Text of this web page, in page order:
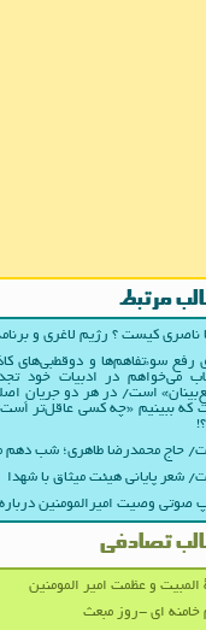
مرتبط
ناصری کیست ؟ رژیم لاغری و
رفع سوءتفاهم‌ها و دوقطبی‌های
می‌خواهم در ادبیات‌ خود
است/ در هر دو جریانِ
که ببینیم «چه کسی عاقل‌تر
حاج محمدرضا طاهری؛ شب دهم
شعر پایانی هیئت میثاق با شهدا
صوتی وصیت امیرالمومنین درباره
تصادفی
المبیت و عظمت امیر المومنین
خامنه ای -روز مبعث